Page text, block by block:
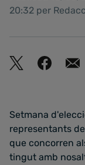
20:32 per
Setmana
representants
que concorren
tingut amb